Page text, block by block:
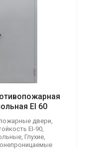
EI 60
двери,
EI-90,
Глухие,